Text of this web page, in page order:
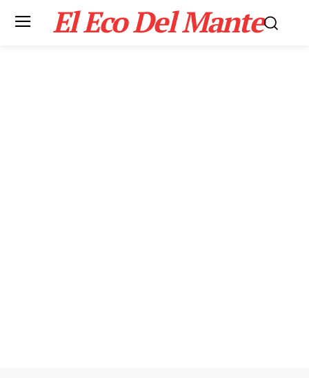
El Eco Del Mante